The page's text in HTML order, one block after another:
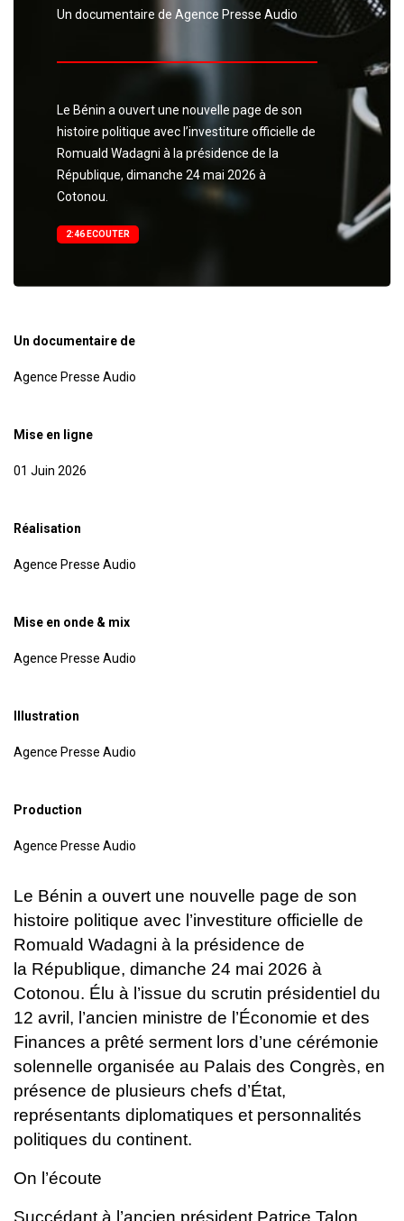
Un documentaire de Agence Presse Audio
Le Bénin a ouvert une nouvelle page de son
histoire politique avec l’investiture officielle de
Romuald Wadagni à la présidence de la
République, dimanche 24 mai 2026 à
Cotonou.
2:46 ECOUTER
Un documentaire de
Agence Presse Audio
Mise en ligne
01 Juin 2026
Réalisation
Agence Presse Audio
Mise en onde & mix
Agence Presse Audio
Illustration
Agence Presse Audio
Production
Agence Presse Audio
Le Bénin a ouvert une nouvelle page de son
histoire politique avec l’investiture officielle de
Romuald Wadagni à la présidence de
la République, dimanche 24 mai 2026 à
Cotonou. Élu à l’issue du scrutin présidentiel du
12 avril, l’ancien ministre de l’Économie et des
Finances a prêté serment lors d’une cérémonie
solennelle organisée au Palais des Congrès, en
présence de plusieurs chefs d’État,
représentants diplomatiques et personnalités
politiques du continent.
On l’écoute
Succédant à l’ancien président Patrice Talon